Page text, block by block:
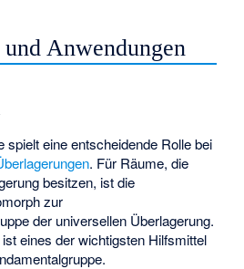
Anwendungen
spielt eine entscheidende Rolle bei
. Für Räume, die
besitzen, ist die
zur
der universellen Überlagerung.
eines der wichtigsten Hilfsmittel